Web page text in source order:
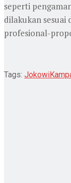
seperti
dilakukan sesuai
profesional-
Tags: Jokowi